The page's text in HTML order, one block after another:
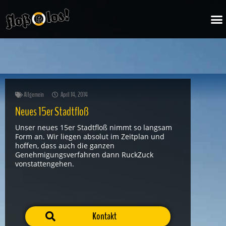
Inhalt
springen
Allgemein April 14, 2014
Neues 15er Stadtfloß
Unser neues 15er Stadtfloß nimmt so langsam
Form an. Wir liegen absolut im Zeitplan und
hoffen, dass auch die ganzen
Genehmigungsverfahren dann RuckZuck
vonstattengehen.
Kontakt